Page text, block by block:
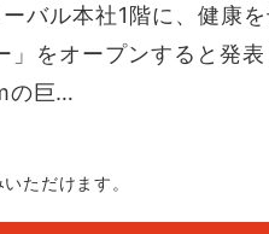
バル本社1階に、健康を
をオープンすると発表
の巨…
ただけます。